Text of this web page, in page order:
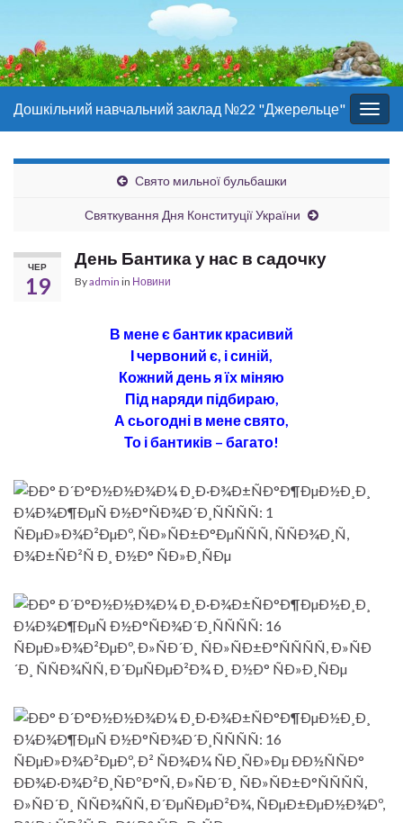
Дошкільний навчальний заклад №22 "Джерельце"
Свято мильної бульбашки
Святкування Дня Конституції України
ЧЕР
19
День Бантика у нас в садочку
Byadmin in Новини
В мене є бантик красивий
І червоний є, і синій,
Кожний день я їх міняю
Під наряди підбираю,
А сьогодні в мене свято,
То і бантиків – багато!